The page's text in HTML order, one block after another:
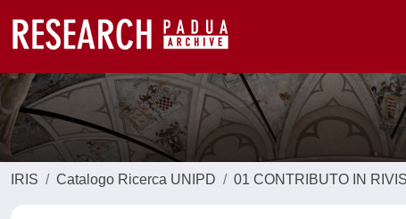
IRIS Catalogo Ricerca UNIPD 01 CONTRIBUTO IN